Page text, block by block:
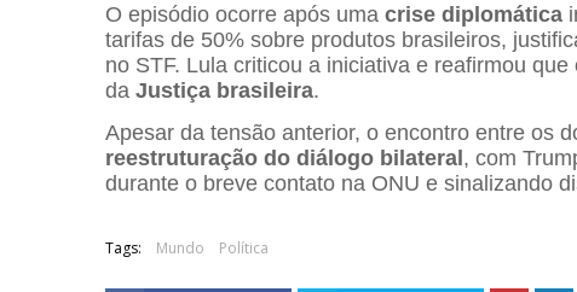
O episódio ocorre após uma crise diplomática
tarifas de 50% sobre produtos brasileiros,
no STF. Lula criticou a iniciativa e reafirmou
da Justiça brasileira.
Apesar da tensão anterior, o encontro entre os
reestruturação do diálogo bilateral, com
durante o breve contato na ONU e sinalizando
Tags: Mundo Política